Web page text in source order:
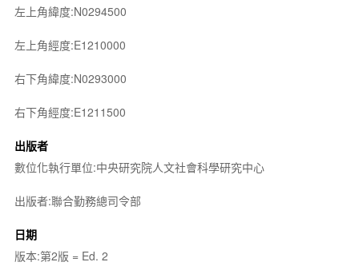
左上角緯度:N0294500
左上角經度:E1210000
右下角緯度:N0293000
右下角經度:E1211500
出版者
數位化執行單位:中央研究院人文社會科學研究中心
出版者:聯合勤務總司令部
日期
版本:第2版 = Ed. 2